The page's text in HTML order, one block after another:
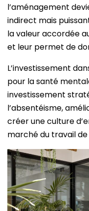
l’aménagement
indirect mais
la valeur accordée
et leur permet de
L’investissement
pour la santé
investissement
l’absentéisme,
créer une culture
marché du travail